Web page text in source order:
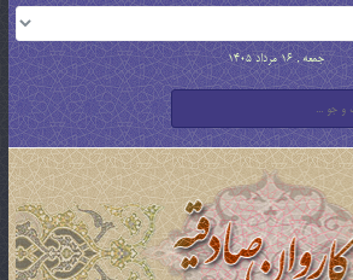
جمعه , 16 مرداد 1405